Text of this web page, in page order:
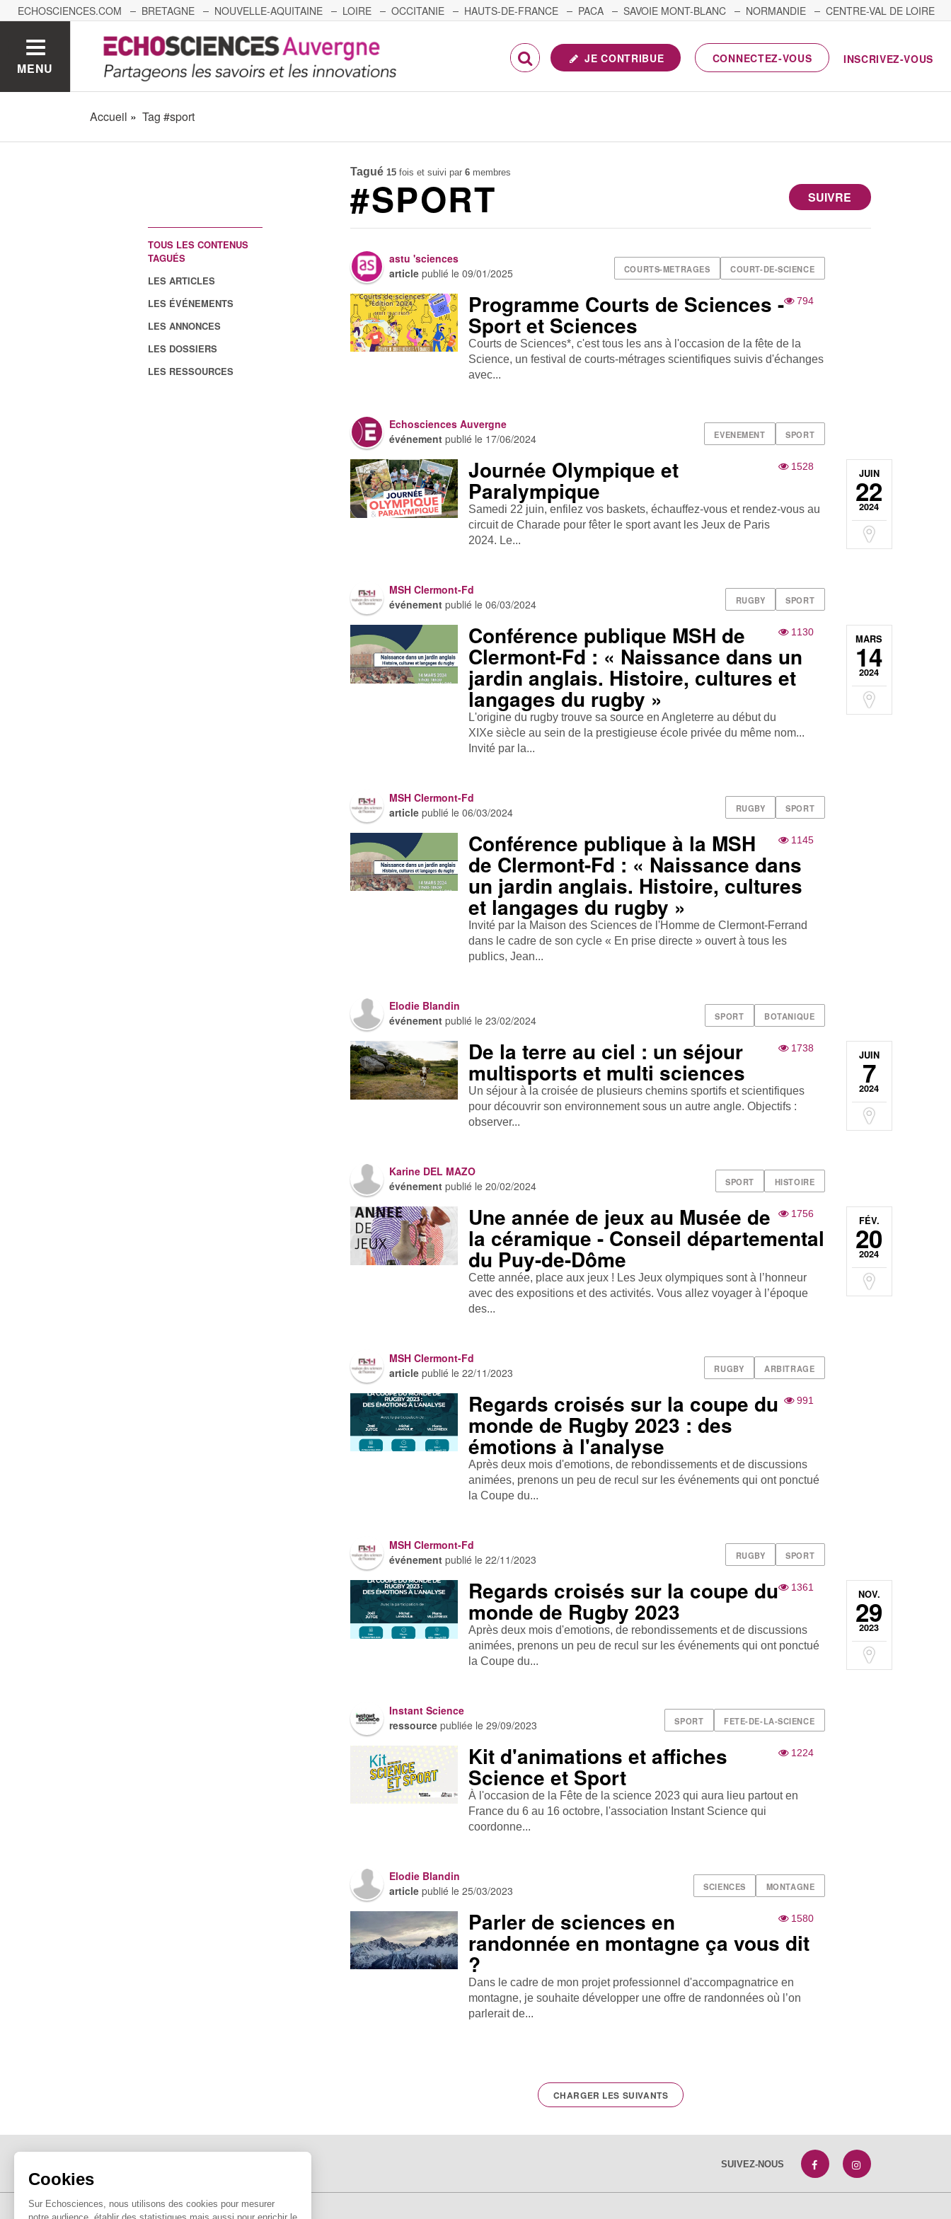
Cookies
Sur Echosciences, nous utilisons des cookies pour mesurer
notre audience, établir des statistiques mais aussi pour enrichir le
ECHOSCIENCES.COM BRETAGNE NOUVELLE-AQUITAINE LOIRE OCCITANIE HAUTS-DE-FRANCE PACA SAVOIE MONT-BLANC NORMANDIE
CENTRE-VAL DE LOIRE
GRENOBLE GRAND EST BOURGOGNE-FRANCHE-COMTÉ
MENU
JE CONTRIBUE CONNECTEZ-VOUS INSCRIVEZ-VOUS
Accueil Tag #sport
TOUS LES CONTENUS
TAGUÉS
LES ARTICLES
LES ÉVÉNEMENTS
LES ANNONCES
LES DOSSIERS
LES RESSOURCES
Tagué 15 fois et suivi par6 membres
SUIVRE
#SPORT
COURTS-METRAGES COURT-DE-SCIENCE
astu 'sciences
article publié le09/01/2025
794
Programme Courts de Sciences -
Sport et Sciences
Courts de Sciences*, c'est tous les ans à l'occasion de la fête de la
Science, un festival de courts-métrages scientifiques suivis d'échanges
avec...
EVENEMENT SPORT
Echosciences Auvergne
événement publié le 17/06/2024
JUIN
22
2024
1528
Journée Olympique et
Paralympique
Samedi 22 juin, enfilez vos baskets, échauffez-vous et rendez-vous au
circuit de Charade pour fêter le sport avant les Jeux de Paris
2024. Le...
RUGBY SPORT
MSH Clermont-Fd
événement publié le06/03/2024
MARS
14
2024
1130
Conférence publique MSH de
Clermont-Fd : « Naissance dans un
jardin anglais. Histoire, cultures et
langages du rugby »
L'origine du rugby trouve sa source en Angleterre au début du
XIXe siècle au sein de la prestigieuse école privée du même nom...
Invité par la...
RUGBY SPORT
MSH Clermont-Fd
article publié le06/03/2024
1145
Conférence publique à la MSH
de Clermont-Fd : « Naissance dans
un jardin anglais. Histoire, cultures
et langages du rugby »
Invité par la Maison des Sciences de l'Homme de Clermont-Ferrand
dans le cadre de son cycle « En prise directe » ouvert à tous les
publics, Jean...
SPORT BOTANIQUE
Elodie Blandin
événement publié le23/02/2024
JUIN
7
2024
1738
De la terre au ciel : un séjour
multisports et multi sciences
Un séjour à la croisée de plusieurs chemins sportifs et scientifiques
pour découvrir son environnement sous un autre angle. Objectifs :
observer...
SPORT HISTOIRE
Karine DEL MAZO
événement publié le20/02/2024
FÉV.
20
2024
1756
Une année de jeux au Musée de
la céramique - Conseil départemental
du Puy-de-Dôme
Cette année, place aux jeux ! Les Jeux olympiques sont à l’honneur
avec des expositions et des activités. Vous allez voyager à l’époque
des...
RUGBY ARBITRAGE
MSH Clermont-Fd
article publié le22/11/2023
991
Regards croisés sur la coupe du
monde de Rugby 2023 : des
émotions à l'analyse
Après deux mois d'emotions, de rebondissements et de discussions
animées, prenons un peu de recul sur les événements qui ont ponctué
la Coupe du...
RUGBY SPORT
MSH Clermont-Fd
événement publié le22/11/2023
NOV.
29
2023
1361
Regards croisés sur la coupe du
monde de Rugby 2023
Après deux mois d'emotions, de rebondissements et de discussions
animées, prenons un peu de recul sur les événements qui ont ponctué
la Coupe du...
SPORT FETE-DE-LA-SCIENCE
Instant Science
ressource publiée le29/09/2023
1224
Kit d'animations et affiches
Science et Sport
À l'occasion de la Fête de la science 2023 qui aura lieu partout en
France du 6 au 16 octobre, l'association Instant Science qui
coordonne...
SCIENCES MONTAGNE
Elodie Blandin
article publié le25/03/2023
1580
Parler de sciences en
randonnée en montagne ça vous dit
?
Dans le cadre de mon projet professionnel d'accompagnatrice en
montagne, je souhaite développer une offre de randonnées où l’on
parlerait de...
CHARGER LES SUIVANTS
SUIVEZ-NOUS